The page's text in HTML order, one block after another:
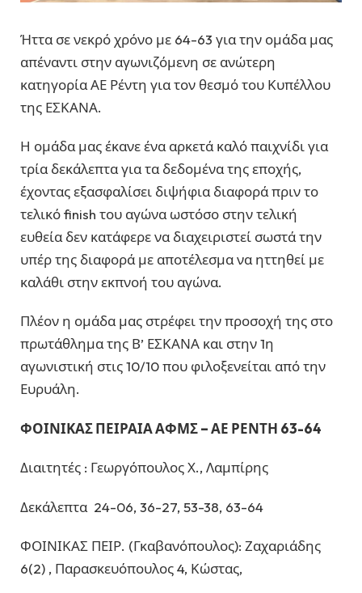
Ήττα σε νεκρό χρόνο με 64-63 για την ομάδα μας
απέναντι στην αγωνιζόμενη σε ανώτερη
κατηγορία ΑΕ Ρέντη για τον θεσμό του Κυπέλλου
της ΕΣΚΑΝΑ.
Η ομάδα μας έκανε ένα αρκετά καλό παιχνίδι για
τρία δεκάλεπτα για τα δεδομένα της εποχής,
έχοντας εξασφαλίσει διψήφια διαφορά πριν το
τελικό finish του αγώνα ωστόσο στην τελική
ευθεία δεν κατάφερε να διαχειριστεί σωστά την
υπέρ της διαφορά με αποτέλεσμα να ηττηθεί με
καλάθι στην εκπνοή του αγώνα.
Πλέον η ομάδα μας στρέφει την προσοχή της στο
πρωτάθλημα της Β’ ΕΣΚΑΝΑ και στην 1η
αγωνιστική στις 10/10 που φιλοξενείται από την
Ευρυάλη.
ΦΟΙΝΙΚΑΣ ΠΕΙΡΑΙΑ ΑΦΜΣ – ΑΕ ΡΕΝΤΗ 63-64
Διαιτητές : Γεωργόπουλος Χ., Λαμπίρης
Δεκάλεπτα 24-06, 36-27, 53-38, 63-64
ΦΟΙΝΙΚΑΣ ΠΕΙΡ. (Γκαβανόπουλος): Ζαχαριάδης
6(2) , Παρασκευόπουλος 4, Κώστας,